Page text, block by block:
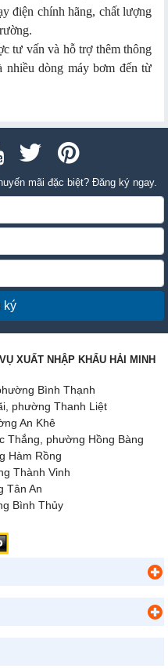
điện chính hãng, chất lượng
tư vấn và hỗ trợ thêm thông
nhiều dòng máy bơm đến từ
mãi đặc biệt? Đăng ký ngay.
ký
XUẤT NHẬP KHẨU HẢI MINH
Bình Thạnh
phường Thanh Liệt
An Khê
Thắng, phường Hồng Bàng
Hàm Rồng
Thành Vinh
Tân An
Bình Thủy